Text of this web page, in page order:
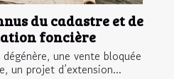
du cadastre et de
foncière
une vente bloquée
un projet d’extension...